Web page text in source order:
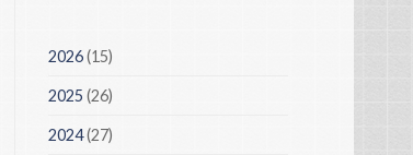
2026(15)
2025 (26)
2024(27)